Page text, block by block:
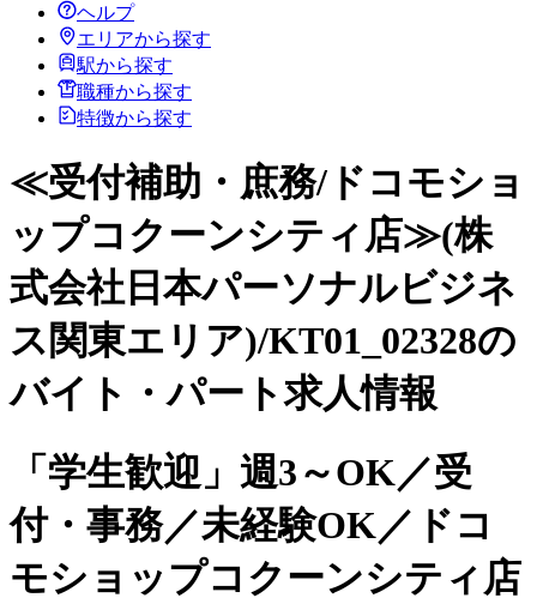
ヘルプ
エリアから探す
駅から探す
職種から探す
特徴から探す
≪受付補助・庶務/ドコモショ
ップコクーンシティ店≫(株
式会社日本パーソナルビジネ
ス関東エリア)/KT01_02328の
バイト・パート求人情報
「学生歓迎」週3～OK／受
付・事務／未経験OK／ドコ
モショップコクーンシティ店